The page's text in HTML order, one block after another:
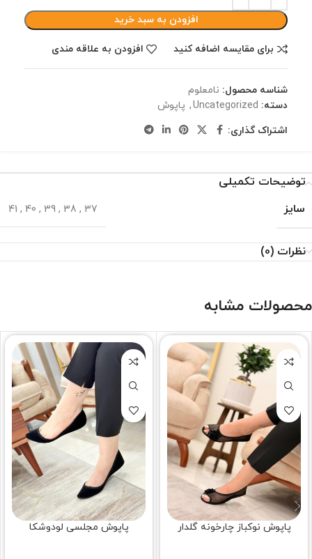
افزودن به سبد خرید
برای مقایسه اضافه کنید افزودن به علاقه مندی
شناسه محصول: نامعلوم
دسته: Uncategorized
, پاپوش
اشتراک گذاری:
توضیحات تکمیلی
سایز
37
,
38
,
39
,
40
,
41
نظرات (0)
محصولات مشابه
پاپوش نوکباز چارخونه گلدار پاپوش مجلسی لودوشکا